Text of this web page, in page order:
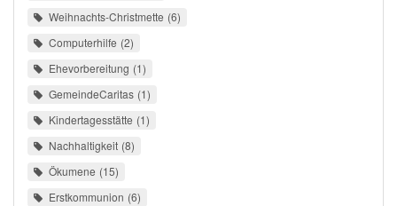
Weihnachts-Christmette 6
Computerhilfe 2
Ehevorbereitung 1
GemeindeCaritas 1
Kindertagesstätte 1
Nachhaltigkeit 8
Ökumene 15
Erstkommunion 6